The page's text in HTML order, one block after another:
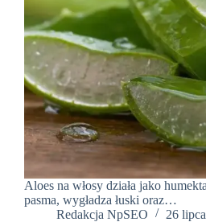
Aloes na włosy działa jako
pasma, wygładza łuski oraz…
Redakcja NpSEO
26